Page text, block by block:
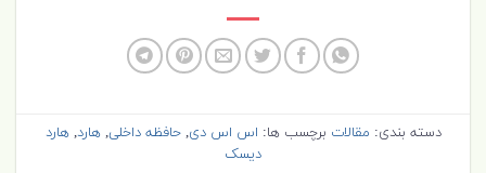
دسته بندی: مقالات برچسب ها: اس اس دی,حافظه داخلی,هارد,هارد
دیسک